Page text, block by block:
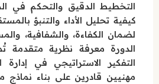
التخطيط الدقيق والتحكم في
كيفية تحليل الأداء والتنبؤ
لضمان الكفاءة، والشفافية،
الدورة معرفة نظرية متقدمة
التفكير الاستراتيجي في إدارة
مهنيين قادرين على بناء نماذج